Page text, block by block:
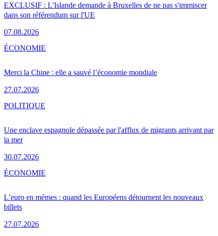
EXCLUSIF : L'Islande demande à Bruxelles de ne pas s'immiscer
dans son référendum sur l'UE
07.08.2026
Merci la Chine : elle a sauvé l’économie mondiale
27.07.2026
ÉCONOMIE
Une enclave espagnole dépassée par l'afflux de migrants arrivant par
la mer
30.07.2026
POLITIQUE
L’euro en mèmes : quand les Européens détournent les nouveaux
billets
27.07.2026
ÉCONOMIE